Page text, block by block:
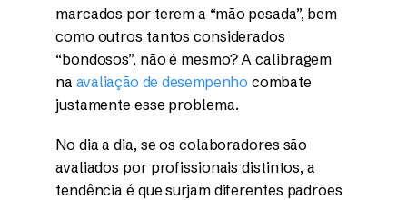
marcados por terem a “mão pesada”, bem
como outros tantos considerados
“bondosos”, não é mesmo? A calibragem
na avaliação de desempenho combate
justamente esse problema.
No dia a dia, se os colaboradores são
avaliados por profissionais distintos, a
tendência é que surjam diferentes padrões